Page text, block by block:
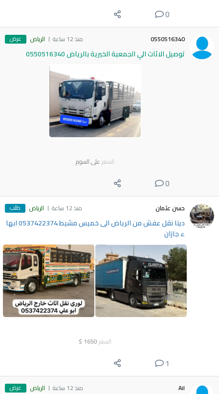
0
0550516340 منذ 12 ساعة الرياض عرض
توصيل الاثاث الي الجمعية الخيرية بالرياض 0550516340
السعر على السوم
0
حسن عثمان منذ 12 ساعة الرياض طلب
دينا نقل عفش من الرياض الى خميس مشيط 0537422374 ابها
ء جازان
السعر 1650
$
1
Ail منذ 12 ساعة الرياض عرض